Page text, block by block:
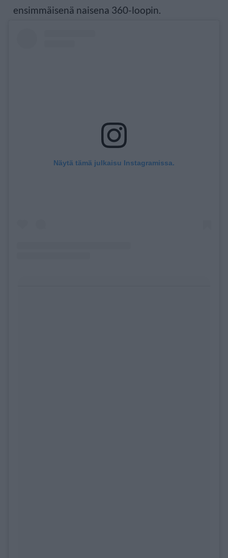
ensimmäisenä naisena 360-loopin.
Näytä tämä julkaisu Instagramissa.